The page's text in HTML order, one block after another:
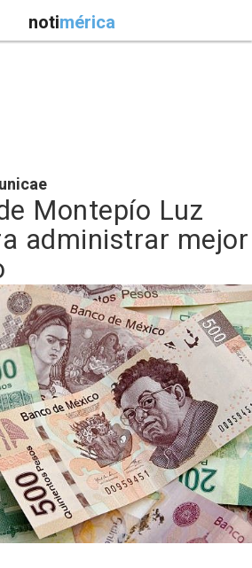
notimérica
Montepío Luz
administrar mejor